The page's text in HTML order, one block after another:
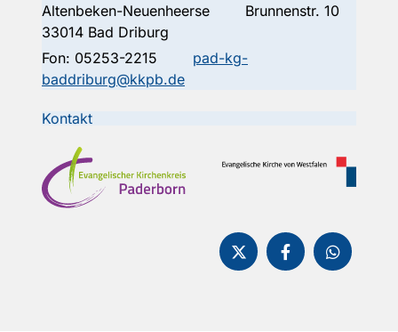
Altenbeken-Neuenheerse Brunnenstr. 10
33014 Bad Driburg
Fon: 05253-2215
pad-kg-
baddriburg@kkpb.de
Kontakt